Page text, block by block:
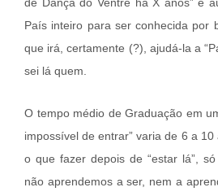
País inteiro para ser conhecida por
que irá, certamente (?), ajudá-la a
sei lá quem.
O tempo médio de Graduação em
impossível de entrar” varia de 6 a
o que fazer depois de “estar lá”, só
não aprendemos a ser, nem a